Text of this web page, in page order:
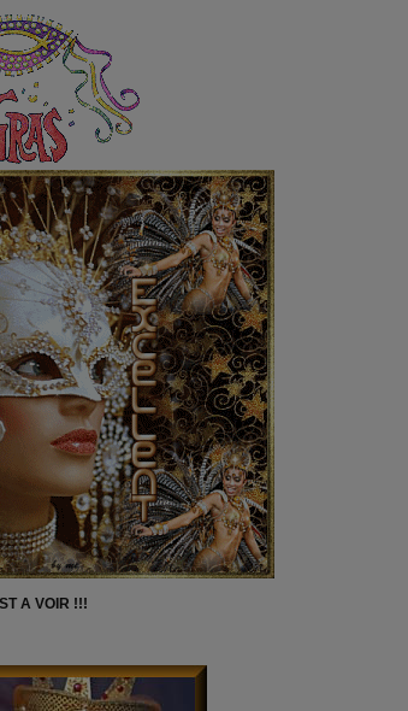
A VOIR !!!